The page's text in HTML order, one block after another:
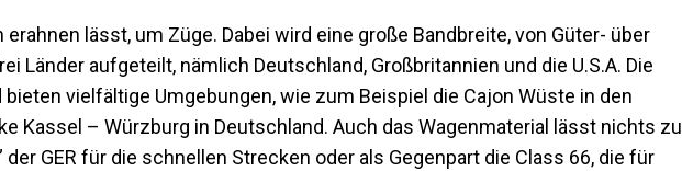
lässt, um Züge. Dabei wird eine große Bandbreite, von Güter- über
Länder aufgeteilt, nämlich Deutschland, Großbritannien und die U.S.A. Die
vielfältige Umgebungen, wie zum Beispiel die Cajon Wüste in den
Kassel – Würzburg in Deutschland. Auch das Wagenmaterial lässt nichts zu
GER für die schnellen Strecken oder als Gegenpart die Class 66, die für